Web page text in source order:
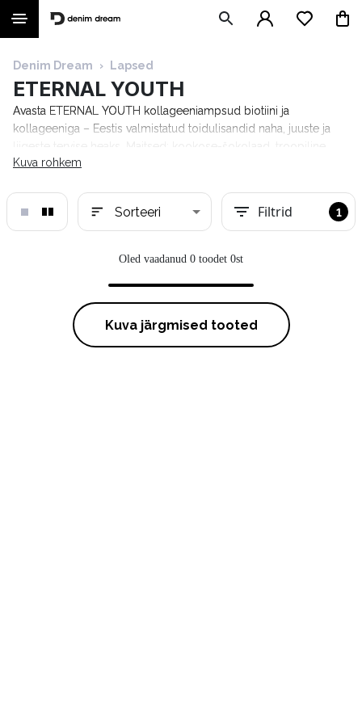
Denim Dream › Lapsed
ETERNAL YOUTH
Avasta ETERNAL YOUTH kollageeniampsud biotiini ja
kollageeniga – Eestis valmistatud toidulisandid naha, juuste ja
kirss-sidrun. Päevane soovituslik annus: 2 ampsu. Leia endale
Kuva rohkem
Sorteeri Filtrid 1
Oled vaadanud 0 toodet 0st
Kuva järgmised tooted